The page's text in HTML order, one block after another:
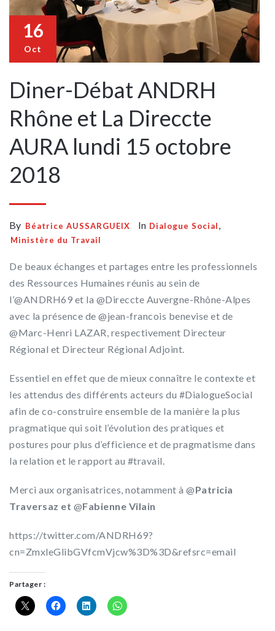
16
Oct
Diner-Débat ANDRH
Rhône et La Direccte
AURA lundi 15 octobre
2018
By Béatrice AUSSARGUEIX In Dialogue Social,
Ministère du Travail
De beaux échanges et partages entre les professionnels
des Ressources Humaines réunis au sein de
l’@ANDRH69 et la @Direccte Auvergne-Rhône-Alpes
avec la présence de @jean-francois benevise et de
@Marc-Henri LAZAR, respectivement Directeur
Régional et Directeur Régional Adjoint.
Essentiel en effet que de mieux connaître le contexte et
les attendus des différents acteurs du #DialogueSocial
afin de co-construire ensemble de la manière la plus
pragmatique qui soit l’évolution des pratiques et
postures pour plus d’efficience et de pragmatisme dans
la relation et le rapport au #travail.
Merci aux organisatrices, notamment à @Patricia
Traversaz et @Fabienne Vilain
https://twitter.com/ANDRH69?
cn=ZmxleGlibGVfcmVjcw%3D%3D&refsrc=email
Partager :